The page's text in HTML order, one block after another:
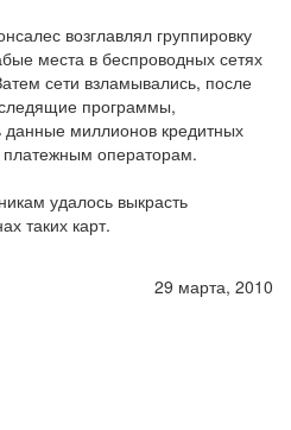
возглавлял группировку
места в беспроводных сетях
сети взламывались, после
следящие программы,
данные миллионов кредитных
операторам.
удалось выкрасть
таких карт.
29 марта, 2010